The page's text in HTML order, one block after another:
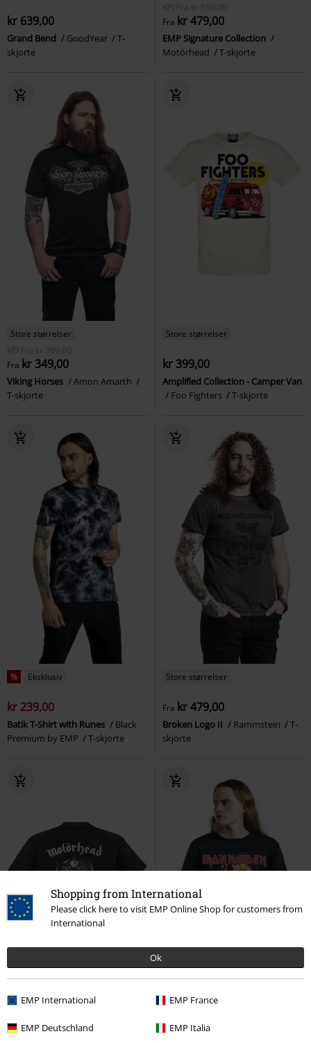
Shopping from International
Please click here to visit EMP Online Shop for customers from
International
Ok
EMP International EMP France
EMP Deutschland EMP Italia
kr 639,00
Grand Bend GoodYear
T-
skjorte
KPI
Fra kr 599,00
Fra kr 479,00
EMP Signature Collection
Motörhead
T-skjorte
Store størrelser
KPI
Fra kr 369,00
Fra kr 349,00
Viking Horses
Amon Amarth
T-skjorte
Store størrelser
kr 399,00
Amplified Collection - Camper Van
Foo Fighters
T-skjorte
% Eksklusiv
kr 239,00
Batik T-Shirt with Runes
Black
Premium by EMP
T-skjorte
Store størrelser
Fra kr 479,00
Broken Logo II Rammstein
T-
skjorte
KPI